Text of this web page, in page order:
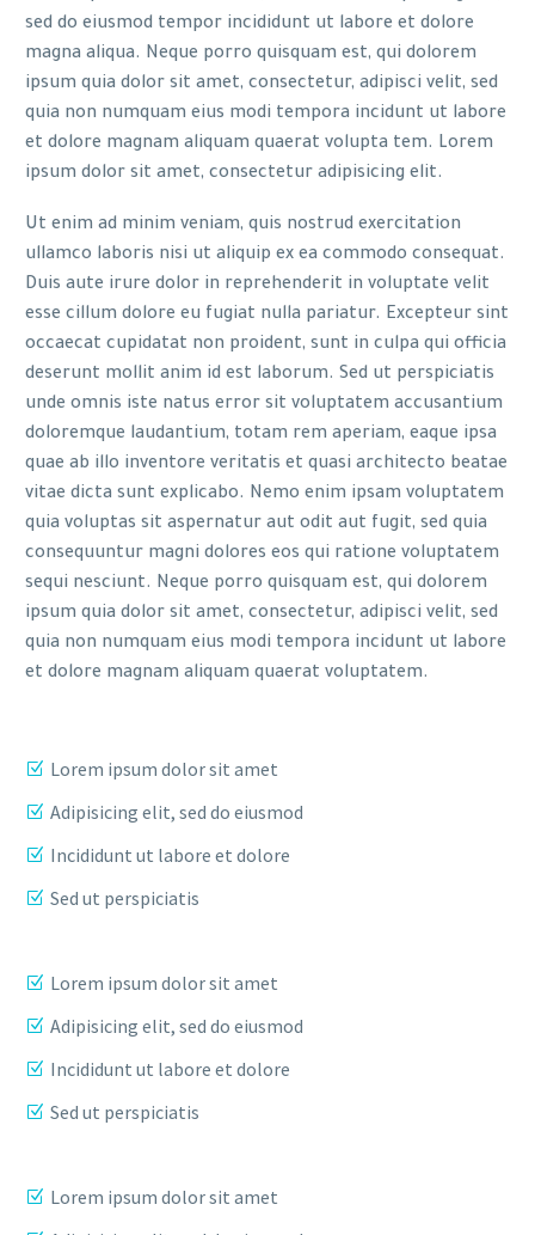
sed do eiusmod tempor incididunt ut labore et dolore
magna aliqua. Neque porro quisquam est, qui dolorem
ipsum quia dolor sit amet, consectetur, adipisci velit, sed
quia non numquam eius modi tempora incidunt ut labore
et dolore magnam aliquam quaerat volupta tem. Lorem
ipsum dolor sit amet, consectetur adipisicing elit.
Ut enim ad minim veniam, quis nostrud exercitation
ullamco laboris nisi ut aliquip ex ea commodo consequat.
Duis aute irure dolor in reprehenderit in voluptate velit
esse cillum dolore eu fugiat nulla pariatur. Excepteur sint
occaecat cupidatat non proident, sunt in culpa qui officia
deserunt mollit anim id est laborum. Sed ut perspiciatis
unde omnis iste natus error sit voluptatem accusantium
doloremque laudantium, totam rem aperiam, eaque ipsa
quae ab illo inventore veritatis et quasi architecto beatae
vitae dicta sunt explicabo. Nemo enim ipsam voluptatem
quia voluptas sit aspernatur aut odit aut fugit, sed quia
consequuntur magni dolores eos qui ratione voluptatem
sequi nesciunt. Neque porro quisquam est, qui dolorem
ipsum quia dolor sit amet, consectetur, adipisci velit, sed
quia non numquam eius modi tempora incidunt ut labore
et dolore magnam aliquam quaerat voluptatem.
Lorem ipsum dolor sit amet
Adipisicing elit, sed do eiusmod
Incididunt ut labore et dolore
Sed ut perspiciatis
Lorem ipsum dolor sit amet
Adipisicing elit, sed do eiusmod
Incididunt ut labore et dolore
Sed ut perspiciatis
Lorem ipsum dolor sit amet